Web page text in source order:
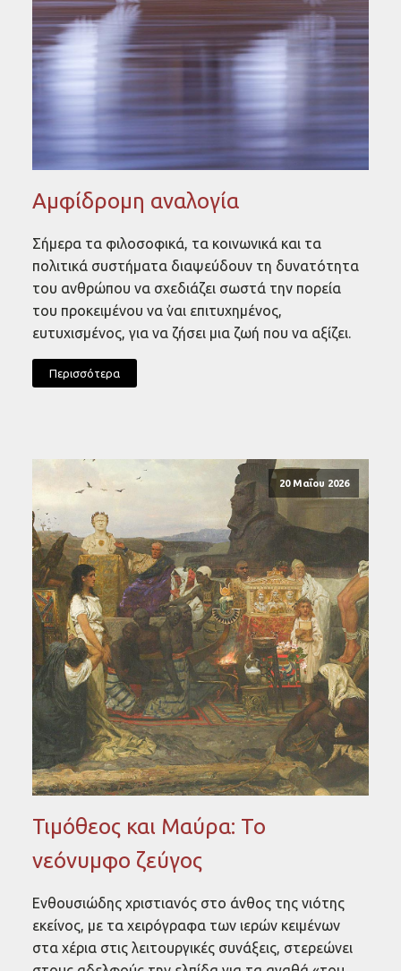
Αμφίδρομη αναλογία
Σήμερα τα φιλοσοφικά, τα κοινωνικά και τα
πολιτικά συστήματα διαψεύδουν τη δυνατότητα
του ανθρώπου να σχεδιάζει σωστά την πορεία
του προκειμένου να ᾿ναι επιτυχημένος,
ευτυχισμένος, για να ζήσει μια ζωή που να αξίζει.
Περισσότερα
20 Μαΐου 2026
Τιμόθεος και Μαύρα: Το
νεόνυμφο ζεύγος
Ενθουσιώδης χριστιανός στο άνθος της νιότης
εκείνος, με τα χειρόγραφα των ιερών κειμένων
στα χέρια στις λειτουργικές συνάξεις, στερεώνει